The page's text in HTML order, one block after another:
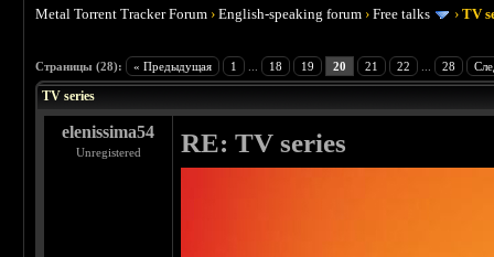
Metal Torrent Tracker Forum ›English-speaking forum ›Free talks ›TV
Страницы (28): « Предыдущая 1 18 19 20 21 22 28
TV series
elenissima54
Unregistered RE: TV series